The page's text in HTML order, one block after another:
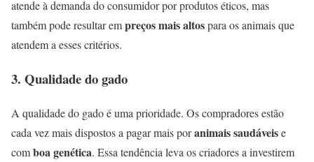
atende à demanda do consumidor por produtos éticos, mas
também pode resultar empreços mais altospara os animais que
atendem a esses critérios.
3. Qualidade do gado
A qualidade do gado é uma prioridade. Os compradores estão
cada vez mais dispostos a pagar mais poranimais saudáveise
comboa genética. Essa tendência leva os criadores a investirem